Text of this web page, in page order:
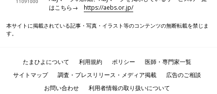
はこちら→https://aebs.or.jp/
本サイトに掲載されている記事・写真・イラスト等のコンテンツの無断転載を禁じま
す。
たまひよについて 利用規約 ポリシー
医師・専門家一覧
サイトマップ
調査・プレスリリース・メディア掲載
広告のご相談
お問い合わせ
利用者情報の取り扱いについて